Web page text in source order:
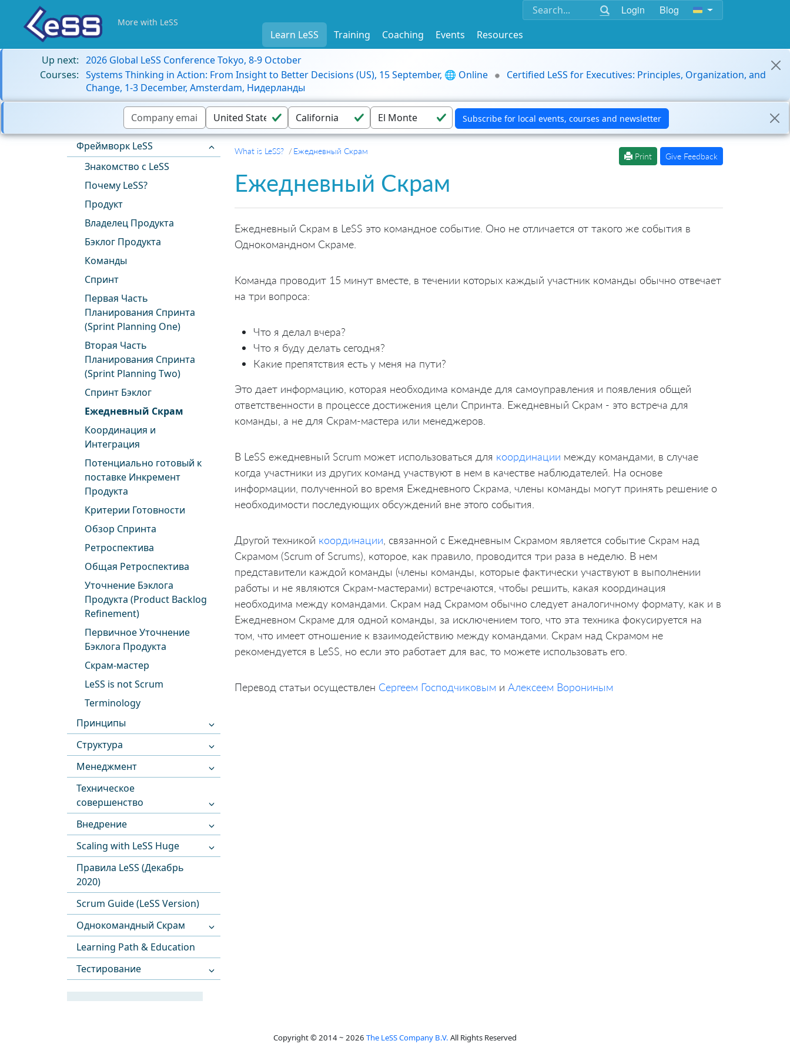
Login Blog
More with LeSS
Learn LeSS Training Coaching Events
Resources
Up next: 2026 Global LeSS Conference Tokyo, 8-9 October
Courses: Systems Thinking in Action: From Insight to Better Decisions (US), 15 September, 🌐 Online
Certified LeSS for Executives: Principles, Organization, and
Change, 1-3 December, Amsterdam, Нидерланды
Фреймворк LeSS
Знакомство с LeSS
Почему LeSS?
Продукт
Владелец Продукта
Бэклог Продукта
Команды
Спринт
Первая Часть
Планирования Спринта
(Sprint Planning One)
Вторая Часть
Планирования Спринта
(Sprint Planning Two)
Спринт Бэклог
Ежедневный Скрам
Координация и
Интеграция
Потенциально готовый к
поставке Инкремент
Продукта
Критерии Готовности
Обзор Спринта
Ретроспектива
Общая Ретроспектива
Уточнение Бэклога
Продукта (Product Backlog
Refinement)
Первичное Уточнение
Бэклога Продукта
Скрам-мастер
LeSS is not Scrum
Terminology
Принципы
Структура
Менеджмент
Техническое
совершенство
Внедрение
Scaling with LeSS Huge
Правила LeSS (Декабрь
2020)
Scrum Guide (LeSS Version)
Однокомандный Скрам
Learning Path & Education
Тестирование
What is LeSS? Ежедневный Скрам
Print Give Feedback
Ежедневный Скрам
Ежедневный Скрам в LeSS это командное событие. Оно не отличается от такого же события в
Однокомандном Скраме.
Команда проводит 15 минут вместе, в течении которых каждый участник команды обычно отвечает
на три вопроса:
Что я делал вчера?
Что я буду делать сегодня?
Какие препятствия есть у меня на пути?
Это дает информацию, которая необходима команде для самоуправления и появления общей
ответственности в процессе достижения цели Спринта. Ежедневный Скрам - это встреча для
команды, а не для Скрам-мастера или менеджеров.
В LeSS ежедневный Scrum может использоваться для координации между командами, в случае
когда участники из других команд участвуют в нем в качестве наблюдателей. На основе
информации, полученной во время Ежедневного Скрама, члены команды могут принять решение о
необходимости последующих обсуждений вне этого события.
Другой техникой координации , связанной с Ежедневным Скрамом является событие Скрам над
Скрамом (Scrum of Scrums), которое, как правило, проводится три раза в неделю. В нем
представители каждой команды (члены команды, которые фактически участвуют в выполнении
работы и не являются Скрам-мастерами) встречаются, чтобы решить, какая координация
необходима между командами. Скрам над Скрамом обычно следует аналогичному формату, как и в
Ежедневном Скраме для одной команды, за исключением того, что эта техника фокусируется на
том, что имеет отношение к взаимодействию между командами. Скрам над Скрамом не
рекомендуется в LeSS, но если это работает для вас, то можете использовать его.
Перевод статьи осуществлен Сергеем Господчиковым и Алексеем Ворониным
Copyright © 2014 ~ 2026 The LeSS Company B.V. All Rights Reserved